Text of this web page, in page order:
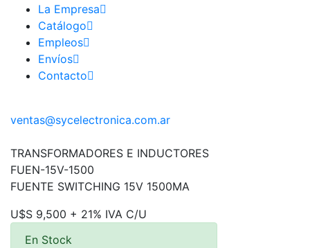
La Empresa
Catálogo
Empleos
Envíos
Contacto
ventas@sycelectronica.com.ar
TRANSFORMADORES E INDUCTORES
FUEN-15V-1500
FUENTE SWITCHING 15V 1500MA
U$S 9,500 + 21% IVA C/U
En Stock